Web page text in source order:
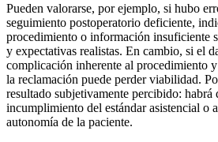
Pueden valorarse, por ejemplo, si hubo
seguimiento postoperatorio deficiente,
procedimiento o información insuficiente
y expectativas realistas. En cambio, si el
complicación inherente al procedimiento
la reclamación puede perder viabilidad.
resultado subjetivamente percibido: habrá
incumplimiento del estándar asistencial o
autonomía de la paciente.